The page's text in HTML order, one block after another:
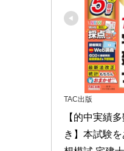
TAC出版
【的中実績
き】本試験